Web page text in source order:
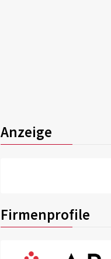
Anzeige
Firmenprofile